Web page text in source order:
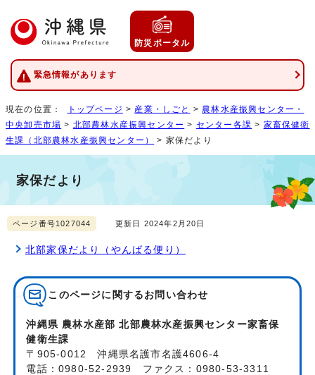
防災ポータル
緊急情報があります
現在の位置： トップページ > 産業・しごと > 農林水産振興センター・
中央卸売市場 > 北部農林水産振興センター > センター各課 > 家畜保健衛
生課（北部農林水産振興センター）
> 家保だより
家保だより
ページ番号1027044 更新日 2024年2月20日
北部家保だより（やんばる便り）
このページに関する お問い合わせ
沖縄県 農林水産部 北部農林水産振興センター家畜保
健衛生課
〒905-0012 沖縄県名護市名護4606-4
電話：0980-52-2939 ファクス：0980-53-3311